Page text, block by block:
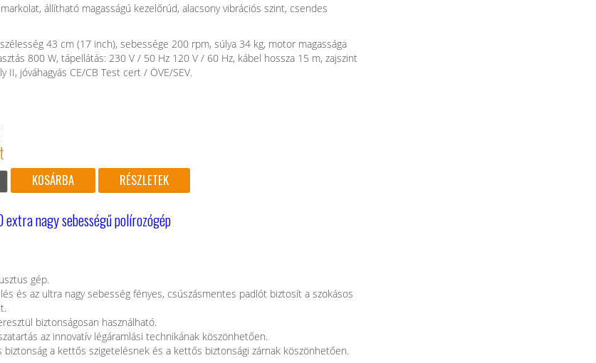
állítható magasságú kezelőrúd, alacsony vibrációs szint, csendes
43 cm (17 inch), sebessége 200 rpm, súlya 34 kg, motor magassága
800 W, tápellátás: 230 V / 50 Hz 120 V / 60 Hz, kábel hossza 15 m, zajszint
II, jóváhagyás CE/CB Test cert / ÖVE/SEV.
RÉSZLETEK
nagy sebességű polírozógép
gép.
és az ultra nagy sebesség fényes, csúszásmentes padlót biztosít a szokásos
biztonságosan használható.
az innovatív légáramlási technikának köszönhetően.
biztonság a kettős szigetelésnek és a kettős biztonsági zárnak köszönhetően.